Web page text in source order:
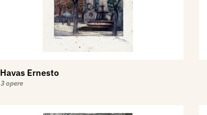
Havas Ernesto
3 opere